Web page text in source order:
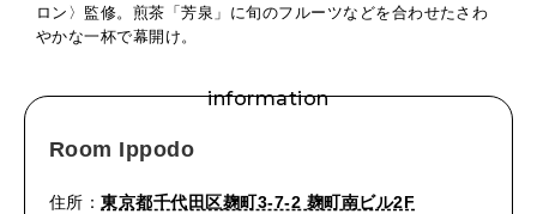
ロン〉監修。煎茶「芳泉」に旬のフルーツなどを合わせたさわ
やかな一杯で幕開け。
information
Room Ippodo
住所：東京都千代田区麹町3-7-2 麹町南ビル2F